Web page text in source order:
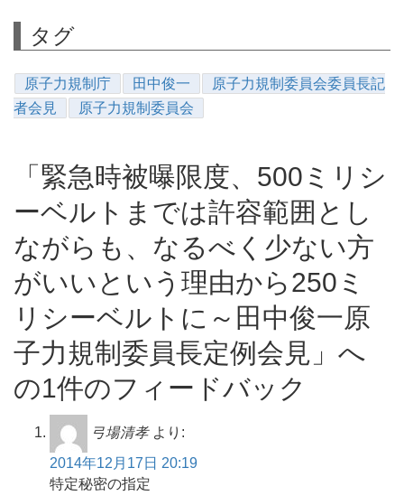
タグ
原子力規制庁 田中俊一
原子力規制委員会委員長記
者会見
原子力規制委員会
「緊急時被曝限度、500ミリシ
ーベルトまでは許容範囲とし
ながらも、なるべく少ない方
がいいという理由から250ミ
リシーベルトに～田中俊一原
子力規制委員長定例会見」へ
の1件のフィードバック
弓場清孝 より:
2014年12月17日 20:19
特定秘密の指定